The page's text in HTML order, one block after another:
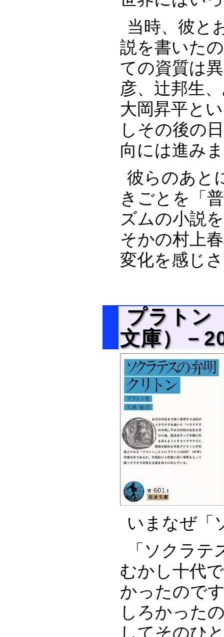
当時、彼と
説を書いた
ての資質は
彦、辻邦生
大岡昇平と
しその後の
向には進み
彼らのあと
きごとを「
ズムの小説
そかの村上
変化を感じ
プラトン
文庫）－
いまなぜ「
「ソクラ
むかし十代
かったので
しろかった
してそのひ